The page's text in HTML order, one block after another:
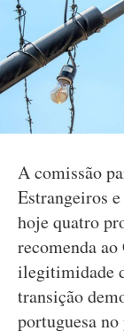
A comissão
Estrangeiros
hoje quatro
recomenda ao
ilegitimidade
transição
portuguesa no